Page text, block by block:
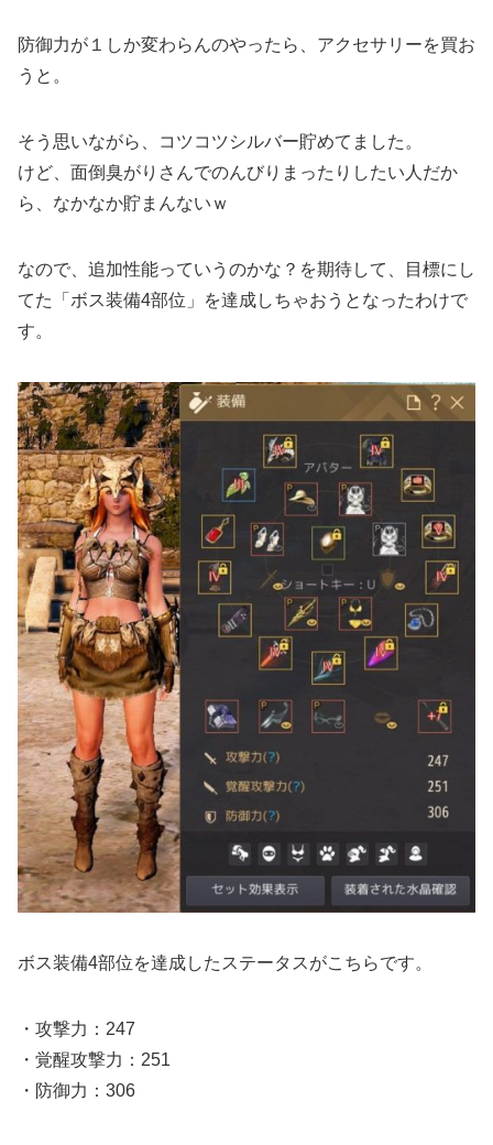
防御力が１しか変わらんのやったら、アクセサリーを買お
うと。
そう思いながら、コツコツシルバー貯めてました。
けど、面倒臭がりさんでのんびりまったりしたい人だか
ら、なかなか貯まんないｗ
なので、追加性能っていうのかな？を期待して、目標にし
てた「ボス装備4部位」を達成しちゃおうとなったわけで
す。
ボス装備4部位を達成したステータスがこちらです。
・攻撃力：247
・覚醒攻撃力：251
・防御力：306